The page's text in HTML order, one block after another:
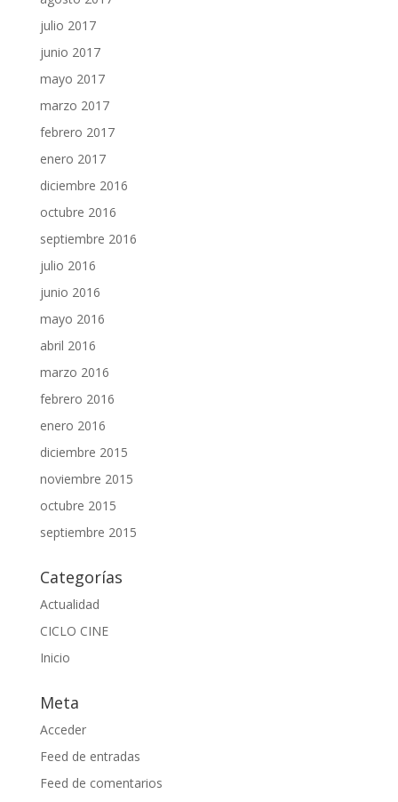
julio 2017
junio 2017
mayo 2017
marzo 2017
febrero 2017
enero 2017
diciembre 2016
octubre 2016
septiembre 2016
julio 2016
junio 2016
mayo 2016
abril 2016
marzo 2016
febrero 2016
enero 2016
diciembre 2015
noviembre 2015
octubre 2015
septiembre 2015
Categorías
Actualidad
CICLO CINE
Inicio
Meta
Acceder
Feed de entradas
Feed de comentarios